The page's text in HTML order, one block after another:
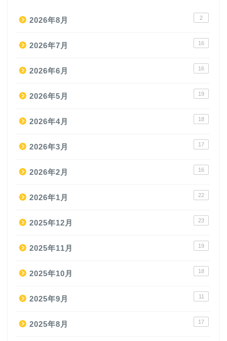
2026年8月 2
2026年7月 16
2026年6月 16
2026年5月 19
2026年4月 18
2026年3月 17
2026年2月 16
2026年1月 22
2025年12月 23
2025年11月 19
2025年10月 18
2025年9月 11
2025年8月 17